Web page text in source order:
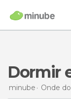
minube Onde